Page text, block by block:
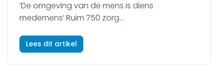
‘De omgeving van de mens is diens
medemens’ Ruim 750 zorg...
Lees dit artikel